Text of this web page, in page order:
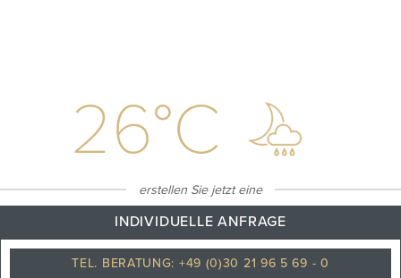
erstellen Sie jetzt eine
INDIVIDUELLE ANFRAGE
TEL. BERATUNG: +49 (0)30 21 96 5 69 - 0
26°C
Leicht regnerisch